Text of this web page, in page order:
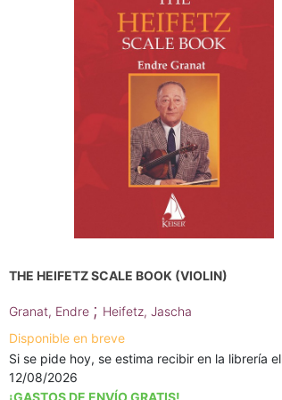
THE HEIFETZ SCALE BOOK (VIOLIN)
Granat, Endre ; Heifetz, Jascha
Disponible en breve
Si se pide hoy, se estima recibir en la librería el
12/08/2026